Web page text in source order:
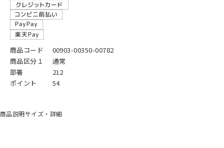
商品コード
00903-00350-00782
商品区分１
通常
部署
212
ポイント
54
商品説明サイズ・詳細